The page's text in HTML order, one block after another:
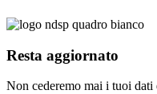
Resta aggiornato
Non cederemo mai i tuoi